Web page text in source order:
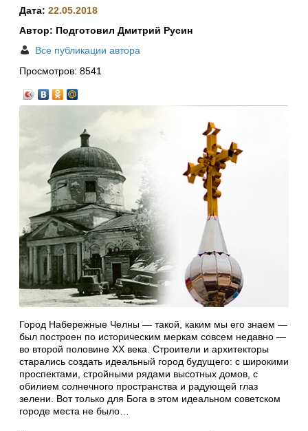
Дата: 22.05.2018
Автор: Подготовил Дмитрий Русин
Все публикации автора
Просмотров: 8541
Город Набережные Челны — такой, каким мы его знаем —
был построен по историческим меркам совсем недавно —
во второй половине XX века. Строители и архитекторы
старались создать идеальный город будущего: с широкими
проспектами, стройными рядами высотных домов, с
обилием солнечного пространства и радующей глаз
зелени. Вот только для Бога в этом идеальном советском
городе места не было…